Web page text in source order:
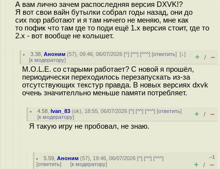
А вам лично зачем распоследняя версия DXVK!?
Я вот свои вайн бутылки собрал годы назад, они до
сих пор работают и я там ничего не меняю, мне как
то пофик что там где то поди ещё 1.х версия стоит, где то
2.х - вот вообще не колышет.
3.38 ,Аноним (57), 09:46, 06/07/2026 [^] [^^] [^^^] [ответить][↓]
[к модератору] + / –
M.O.L.E. со старыми работает? С новой я прошёл,
периодически переходилось перезапускать из-за
отсутствующих текстур правда. В новых версиях dxvk
очень значителльно меньше памяти потребляет.
4.58 ,Ivan_83 (ok), 18:55, 06/07/2026 [^] [^^] [^^^] [ответить]
[к модератору] + / –
Я такую игру не пробовал, не знаю.
5.59 ,Аноним (57), 19:46, 06/07/2026 [^] [^^] [^^^]
[ответить] [к модератору]
–1
+ / –